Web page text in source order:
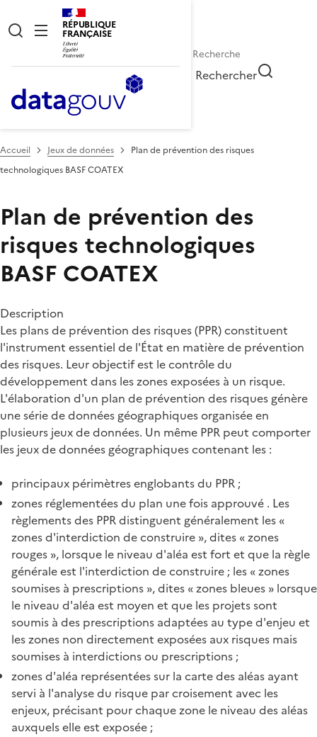
RÉPUBLIQUE
FRANÇAISE
Rechercher
Accueil Jeux de données
Plan de prévention des risques
technologiques BASF COATEX
Plan de prévention des
risques technologiques
BASF COATEX
Description
Les plans de prévention des risques (PPR) constituent
l'instrument essentiel de l'État en matière de prévention
des risques. Leur objectif est le contrôle du
développement dans les zones exposées à un risque.
L'élaboration d'un plan de prévention des risques génère
une série de données géographiques organisée en
plusieurs jeux de données. Un même PPR peut comporter
les jeux de données géographiques contenant les :
principaux périmètres englobants du PPR ;
zones réglementées du plan une fois approuvé . Les
règlements des PPR distinguent généralement les «
zones d'interdiction de construire », dites « zones
rouges », lorsque le niveau d'aléa est fort et que la règle
générale est l'interdiction de construire ; les « zones
soumises à prescriptions », dites « zones bleues » lorsque
le niveau d'aléa est moyen et que les projets sont
soumis à des prescriptions adaptées au type d'enjeu et
les zones non directement exposées aux risques mais
soumises à interdictions ou prescriptions ;
zones d'aléa représentées sur la carte des aléas ayant
servi à l'analyse du risque par croisement avec les
enjeux, précisant pour chaque zone le niveau des aléas
auxquels elle est exposée ;